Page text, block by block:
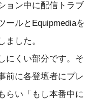
ョン中に配信トラブ
ールとEquipmediaを
した。
にくい部分です。そ
前に各登壇者にプレ
らい「もし本番中に